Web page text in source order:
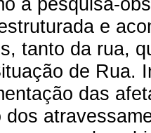
e
tanto da rua,
de Rua.
das
dos